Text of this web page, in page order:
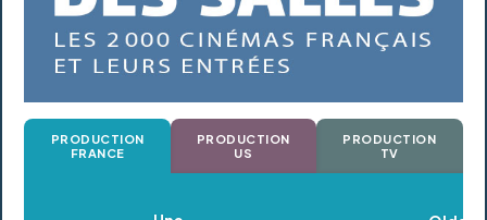
PRODUCTION
FRANCE
PRODUCTION
US
PRODUCTION
TV